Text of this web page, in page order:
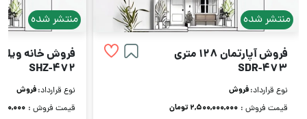
منتشر شده
فروش خانه ویلایی 92 متری
SHZ-472
نوع قرارداد:فروش
قیمت فروش : ۱,۳۵۰,۰۰۰,۰۰۰ تومان
منتشر شده
فروش آپارتمان 110 متری
SDR-470
نوع قرارداد:فروش
قیمت فروش :